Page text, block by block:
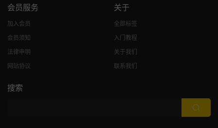
会员服务
加入会员
会员须知
法律申明
网站协议
关于
全部标签
入门教程
关于我们
联系我们
搜索